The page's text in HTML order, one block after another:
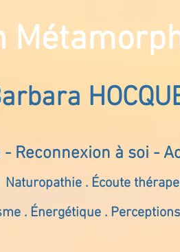
Reconnexion à soi -
Naturopathie . Écoute
. Énergétique .